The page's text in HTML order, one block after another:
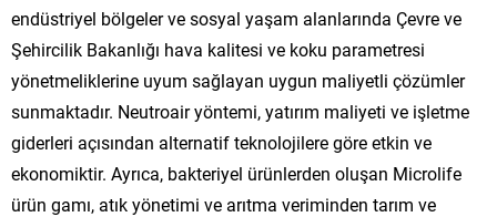
endüstriyel bölgeler ve sosyal yaşam alanlarında Çevre ve
Şehircilik Bakanlığı hava kalitesi ve koku parametresi
yönetmeliklerine uyum sağlayan uygun maliyetli çözümler
sunmaktadır. Neutroair yöntemi, yatırım maliyeti ve işletme
giderleri açısından alternatif teknolojilere göre etkin ve
ekonomiktir. Ayrıca, bakteriyel ürünlerden oluşan Microlife
ürün gamı, atık yönetimi ve arıtma veriminden tarım ve